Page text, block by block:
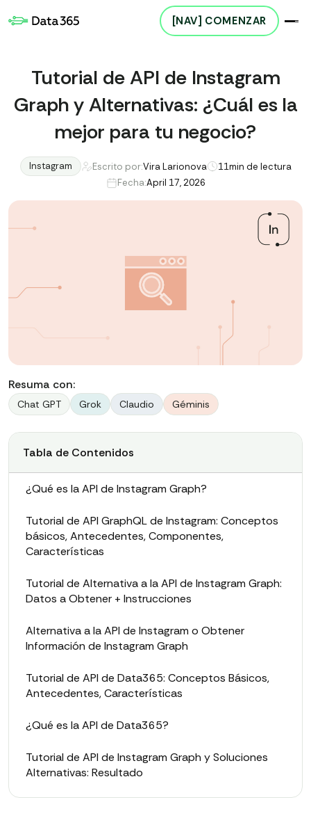
[NAV] COMENZAR
Tutorial de API de Instagram
Graph y Alternativas: ¿Cuál es la
mejor para tu negocio?
Instagram Escrito por:Vira Larionova 11min de lectura
Fecha:April 17, 2026
Resuma con:
Chat GPT Grok Claudio Géminis
Tabla de Contenidos
¿Qué es la API de Instagram Graph?
Tutorial de API GraphQL de Instagram: Conceptos
básicos, Antecedentes, Componentes,
Características
Tutorial de Alternativa a la API de Instagram Graph:
Datos a Obtener + Instrucciones
Alternativa a la API de Instagram o Obtener
Información de Instagram Graph
Tutorial de API de Data365: Conceptos Básicos,
Antecedentes, Características
¿Qué es la API de Data365?
Tutorial de API de Instagram Graph y Soluciones
Alternativas: Resultado